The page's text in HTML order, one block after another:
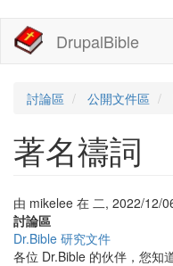
主
DrupalBible
討論區 公開文件區
著名禱詞
由 mikelee 在 二, 2022/12/
討論區
Dr.Bible 研究文件
各位 Dr.Bible 的伙伴，您知